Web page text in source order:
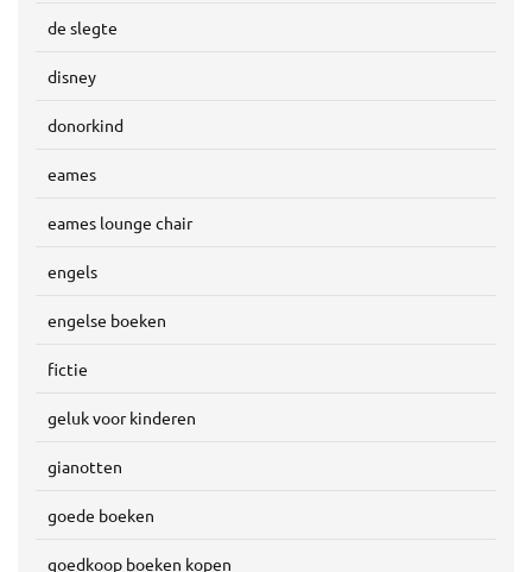
de slegte
disney
donorkind
eames
eames lounge chair
engels
engelse boeken
fictie
geluk voor kinderen
gianotten
goede boeken
goedkoop boeken kopen